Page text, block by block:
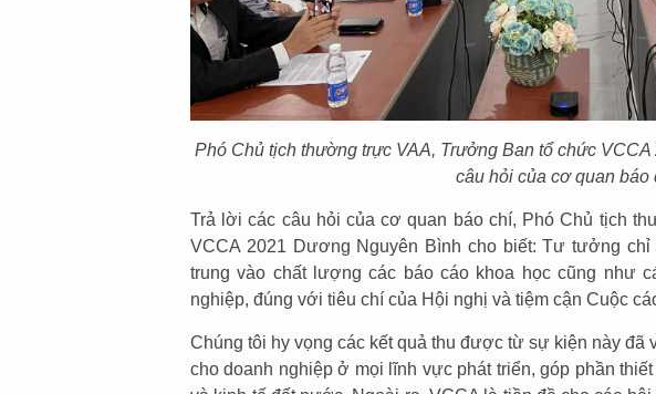
Phó Chủ tịch thường trực VAA, Trưởng Ban tổ chức
câu hỏi của cơ quan báo
Trả lời các câu hỏi của cơ quan báo chí, Phó Chủ tịch
VCCA 2021 Dương Nguyên Bình cho biết: Tư tưởng
trung vào chất lượng các báo cáo khoa học cũng như
nghiệp, đúng với tiêu chí của Hội nghị và tiệm cận Cuộc
Chúng tôi hy vọng các kết quả thu được từ sự kiện này đã
cho doanh nghiệp ở mọi lĩnh vực phát triển, góp phần